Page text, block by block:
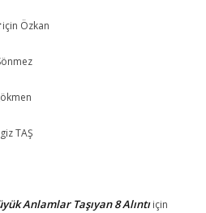
için Özkan
TAŞ
Anlamlar Taşıyan 8 Alıntıiçin